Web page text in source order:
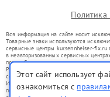
Политика
Вся информация на сайте носит
Товарные знаки используются
сервисные центры kur.sennheiser-fix.ru
в неавторизованных сервисных
правообладателями товарных знаков
Ремонт осуществляется для
со статьей 1487 ГК РФ.
Использование товарных знаков не
потребителей в заблуждение, а
Этот сайт использует
ознакомиться с